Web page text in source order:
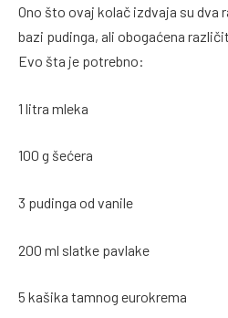
Ono što ovaj kolač izdvaja su dva
bazi pudinga, ali obogaćena
Evo šta je potrebno:
1 litra mleka
100 g šećera
3 pudinga od vanile
200 ml slatke pavlake
5 kašika tamnog eurokrema